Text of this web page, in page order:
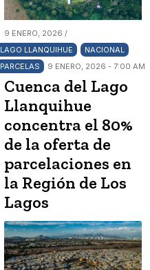
9 ENERO, 2026 /
LAGO LLANQUIHUE
NACIONAL
PARCELAS
9 ENERO, 2026 - 7:00 AM
Cuenca del Lago
Llanquihue
concentra el 80%
de la oferta de
parcelaciones en
la Región de Los
Lagos